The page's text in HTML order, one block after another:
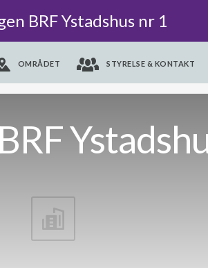
BRF Ystadshus nr 1
OMRÅDET STYRELSE & KONTAKT